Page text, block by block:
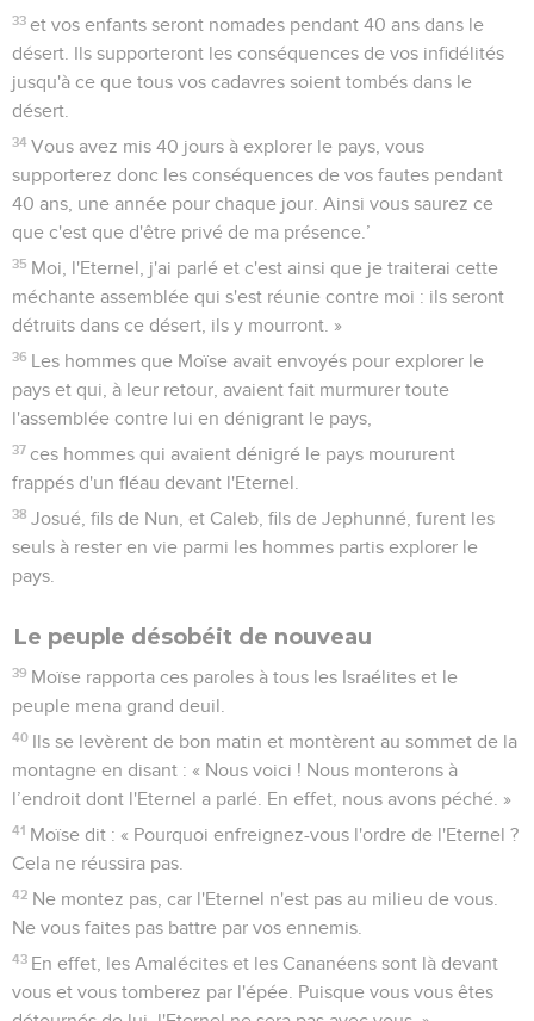
33 et vos enfants seront nomades pendant 40 ans dans le
désert. Ils supporteront les conséquences de vos infidélités
jusqu'à ce que tous vos cadavres soient tombés dans le
désert.
34 Vous avez mis 40 jours à explorer le pays, vous
supporterez donc les conséquences de vos fautes pendant
40 ans, une année pour chaque jour. Ainsi vous saurez ce
que c'est que d'être privé de ma présence.’
35 Moi, l'Eternel, j'ai parlé et c'est ainsi que je traiterai cette
méchante assemblée qui s'est réunie contre moi : ils seront
détruits dans ce désert, ils y mourront. »
36 Les hommes que Moïse avait envoyés pour explorer le
pays et qui, à leur retour, avaient fait murmurer toute
l'assemblée contre lui en dénigrant le pays,
37 ces hommes qui avaient dénigré le pays moururent
frappés d'un fléau devant l'Eternel.
38 Josué, fils de Nun, et Caleb, fils de Jephunné, furent les
seuls à rester en vie parmi les hommes partis explorer le
pays.
Le peuple désobéit de nouveau
39 Moïse rapporta ces paroles à tous les Israélites et le
peuple mena grand deuil.
40 Ils se levèrent de bon matin et montèrent au sommet de la
montagne en disant : « Nous voici ! Nous monterons à
l’endroit dont l'Eternel a parlé. En effet, nous avons péché. »
41 Moïse dit : « Pourquoi enfreignez-vous l'ordre de l'Eternel ?
Cela ne réussira pas.
42 Ne montez pas, car l'Eternel n'est pas au milieu de vous.
Ne vous faites pas battre par vos ennemis.
43 En effet, les Amalécites et les Cananéens sont là devant
vous et vous tomberez par l'épée. Puisque vous vous êtes